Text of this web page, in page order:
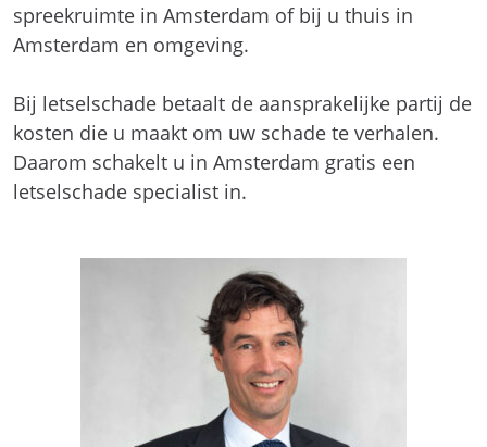
spreekruimte in Amsterdam of bij u thuis in
Amsterdam en omgeving.
Bij letselschade betaalt de aansprakelijke partij de
kosten die u maakt om uw schade te verhalen.
Daarom schakelt u in Amsterdam gratis een
letselschade specialist in.